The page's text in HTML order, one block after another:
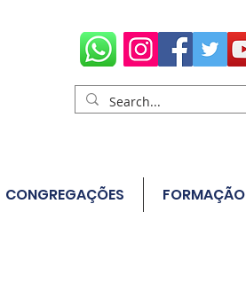
CONGREGAÇÕES FORMAÇÃO